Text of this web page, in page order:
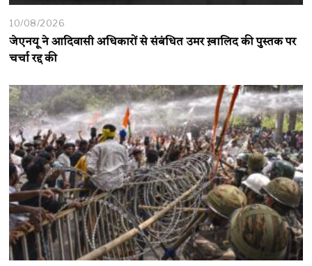
10/08/2026
जेएनयू ने आदिवासी अधिकारों से संबंधित उमर ख़ालिद की पुस्तक पर
चर्चा रद्द की